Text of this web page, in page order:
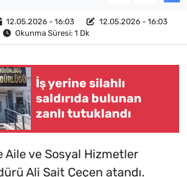
12.05.2026 - 16:03
12.05.2026 - 16:03
Okunma Süresi: 1 Dk
İş yerine silahlı
saldırıda bulunan
zanlı tutuklandı
Aile ve Sosyal Hizmetler
Ali Sait Çeçen atandı.